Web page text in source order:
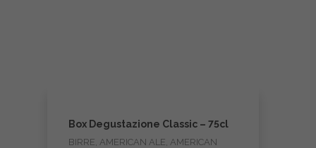
Box Degustazione Classic – 75cl
BIRRE, AMERICAN ALE, AMERICAN